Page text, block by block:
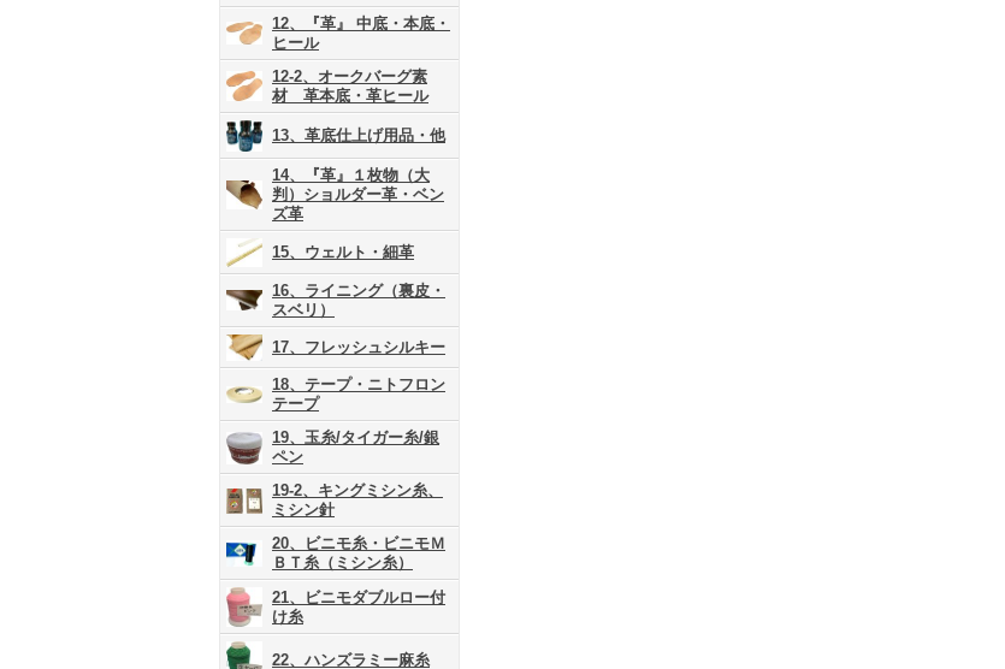
12、『革』 中底・本底・
ヒール
12-2、オークバーグ素
材 革本底・革ヒール
13、革底仕上げ用品・他
14、『革』１枚物（大
判）ショルダー革・ベン
ズ革
15、ウェルト・細革
16、ライニング（裏皮・
スベリ）
17、フレッシュシルキー
18、テープ・ニトフロン
テープ
19、玉糸/タイガー糸/銀
ペン
19-2、キングミシン糸、
ミシン針
20、ビニモ糸・ビニモＭ
ＢＴ糸（ミシン糸）
21、ビニモダブルロー付
け糸
22、ハンズラミー麻糸